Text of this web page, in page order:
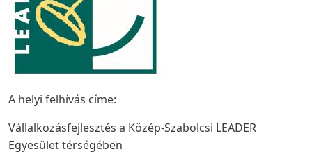
A helyi felhívás címe:
Vállalkozásfejlesztés a Közép-Szabolcsi LEADER
Egyesület térségében